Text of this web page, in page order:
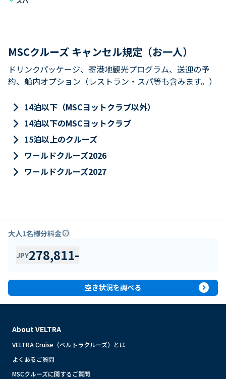
MSCクルーズ キャンセル規定（お一人）
ドリンクパッケージ、寄港地観光プログラム、送迎の予
約、船内オプション（レストラン・スパ等も含みます。）
keyboard_arrow_right 14泊以下（MSCヨットクラブ以外）
keyboard_arrow_right 14泊以下のMSCヨットクラブ
keyboard_arrow_right 15泊以上のクルーズ
keyboard_arrow_right ワールドクルーズ2026
keyboard_arrow_right ワールドクルーズ2027
大人1名様分料金info
JPY278,811-
空き状況を調べる expand_circle_right
About VELTRA
VELTRA Cruise（ベルトラクルーズ）とは
よくあるご質問
MSCクルーズに関するご質問